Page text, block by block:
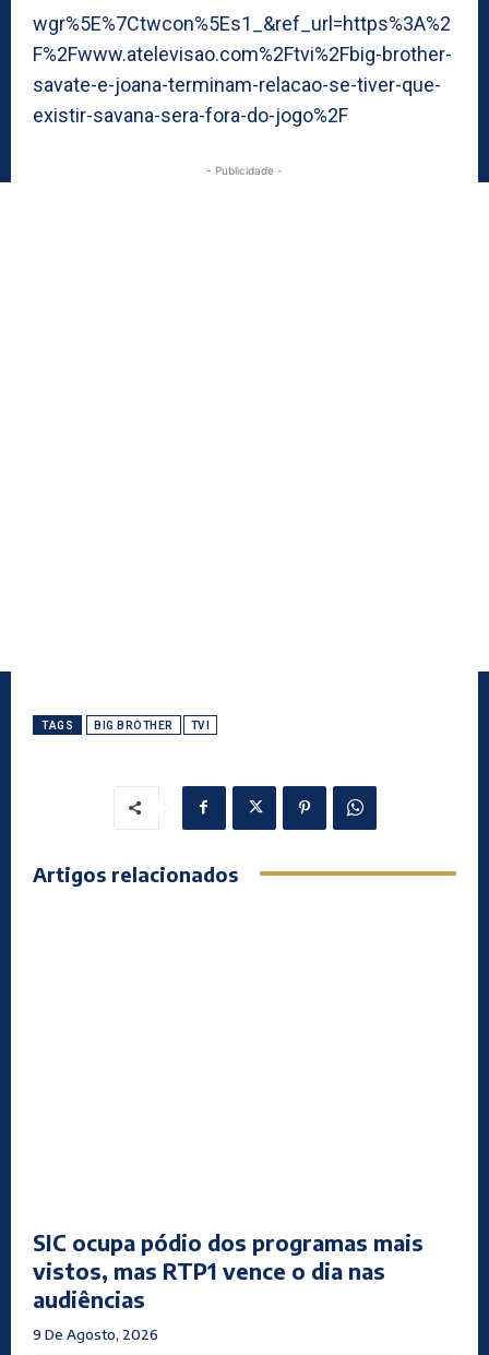
wgr%5E%7Ctwcon%5Es1_&ref_url=https%3A%2
F%2Fwww.atelevisao.com%2Ftvi%2Fbig-brother-
savate-e-joana-terminam-relacao-se-tiver-que-
existir-savana-sera-fora-do-jogo%2F
- Publicidade -
TAGS BIG BROTHER TVI
Artigos relacionados
SIC ocupa pódio dos programas mais
vistos, mas RTP1 vence o dia nas
audiências
9 De Agosto, 2026